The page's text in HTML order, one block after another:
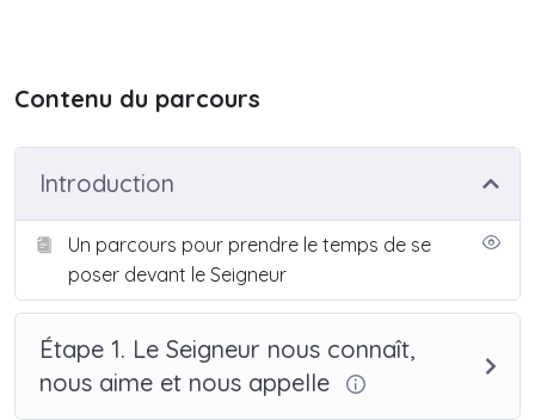
Contenu du parcours
Introduction
Un parcours pour prendre le temps de se
poser devant le Seigneur
Étape 1. Le Seigneur nous connaît,
nous aime et nous appelle